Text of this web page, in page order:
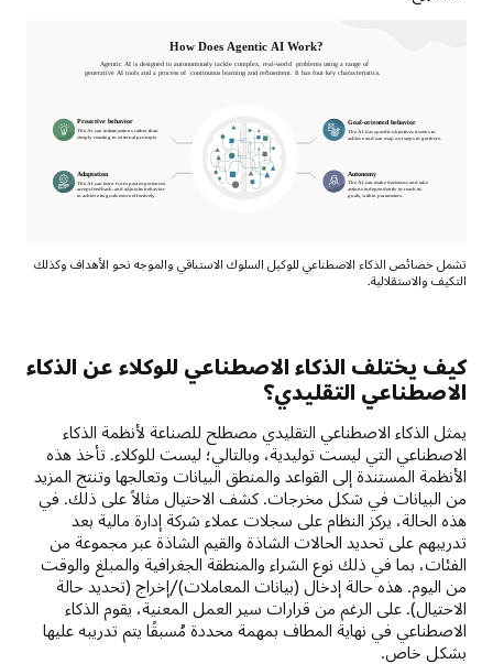
تشمل خصائص الذكاء الاصطناعي للوكيل السلوك الاستباقي والموجه نحو الأهداف وكذلك
التكيف والاستقلالية.
كيف يختلف الذكاء الاصطناعي للوكلاء عن الذكاء
الاصطناعي التقليدي؟
يمثل الذكاء الاصطناعي التقليدي مصطلح للصناعة لأنظمة الذكاء
الاصطناعي التي ليست توليدية، وبالتالي؛ ليست للوكلاء. تأخذ هذه
الأنظمة المستندة إلى القواعد والمنطق البيانات وتعالجها وتنتج المزيد
من البيانات في شكل مخرجات. كشف الاحتيال مثالاً على ذلك. في
هذه الحالة، يركز النظام على سجلات عملاء شركة إدارة مالية بعد
تدريبهم على تحديد الحالات الشاذة والقيم الشاذة عبر مجموعة من
الفئات، بما في ذلك نوع الشراء والمنطقة الجغرافية والمبلغ والوقت
من اليوم. هذه حالة إدخال (بيانات المعاملات)/إخراج (تحديد حالة
الاحتيال). على الرغم من قرارات سير العمل المعنية، يقوم الذكاء
الاصطناعي في نهاية المطاف بمهمة محددة مُسبقًا يتم تدريبه عليها
بشكل خاص.